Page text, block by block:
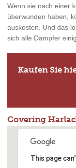
Wenn sie nach einer
überwunden haben,
auskosten. Und das
sich alle Dampfer
Kaufen Sie
Covering
This page